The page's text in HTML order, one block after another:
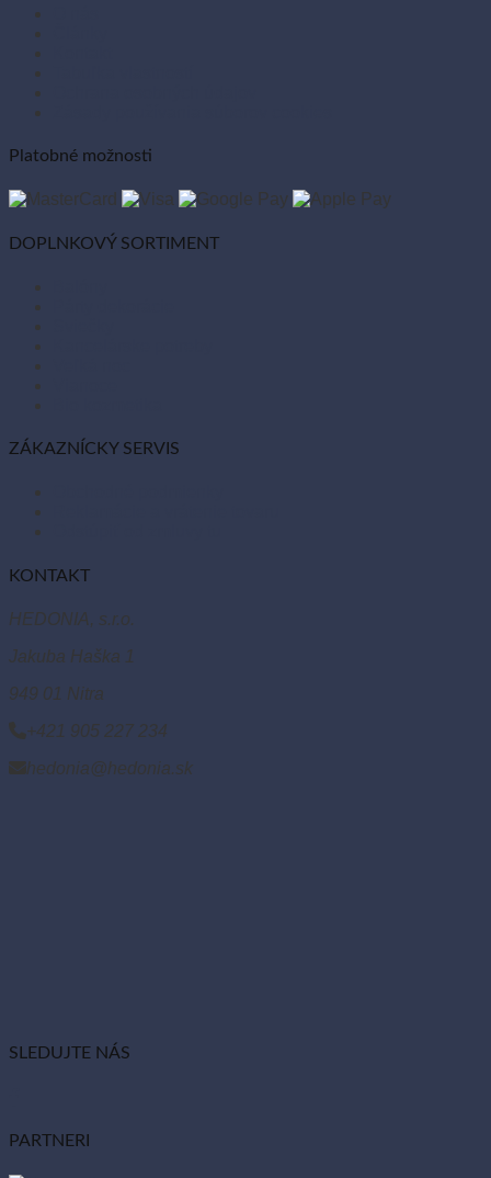
Platobné možnosti
DOPLNKOVÝ SORTIMENT
ZÁKAZNÍCKY SERVIS
KONTAKT
HEDONIA, s.r.o.
Jakuba Haška 1
949 01 Nitra
+421 905 227 234
hedonia@hedonia.sk
SLEDUJTE NÁS
PARTNERI